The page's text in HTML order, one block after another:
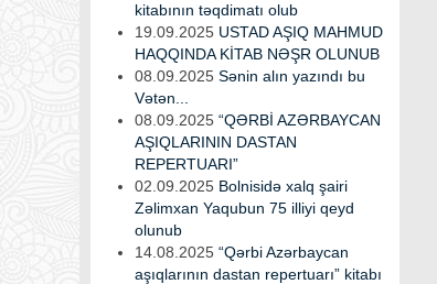
kitabının təqdimatı olub
19.09.2025 USTAD AŞIQ MAHMUD
HAQQINDA KİTAB NƏŞR OLUNUB
08.09.2025 Sənin alın yazındı bu
Vətən...
08.09.2025 “QƏRBİ AZƏRBAYCAN
AŞIQLARININ DASTAN
REPERTUARI”
02.09.2025 Bolnisidə xalq şairi
Zəlimxan Yaqubun 75 illiyi qeyd
olunub
14.08.2025 “Qərbi Azərbaycan
aşıqlarının dastan repertuarı” kitabı